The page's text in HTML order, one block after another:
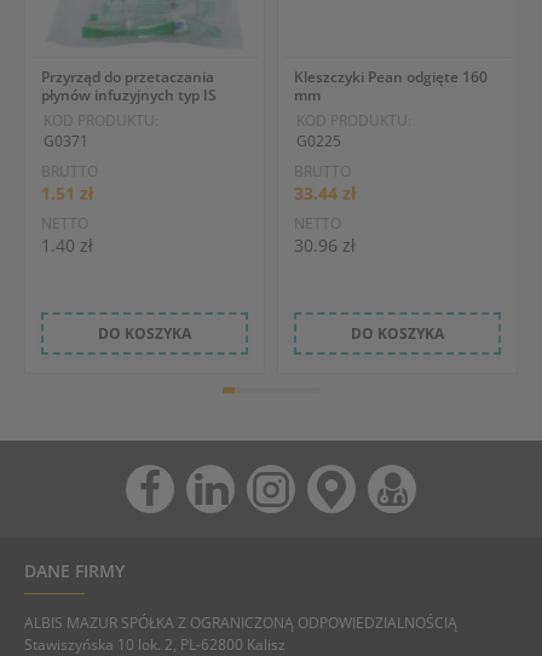
Przyrząd do przetaczania
płynów infuzyjnych typ IS
KOD PRODUKTU:
G0371
BRUTTO
1.51 zł
NETTO
1.40 zł
DO KOSZYKA
Kleszczyki Pean odgięte 160
mm
KOD PRODUKTU:
G0225
BRUTTO
33.44 zł
NETTO
30.96 zł
DO KOSZYKA
DANE FIRMY
ALBIS MAZUR SPÓŁKA Z OGRANICZONĄ ODPOWIEDZIALNOŚCIĄ
Stawiszyńska 10 lok. 2, PL-62800 Kalisz